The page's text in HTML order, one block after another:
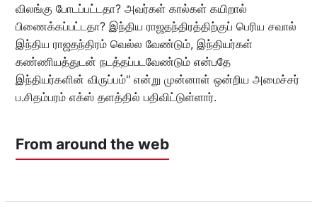
விலங்கு போடப்பட்டதா? அவர்கள் கால்கள் கயிறால்
பிணைக்கப்பட்டதா? இந்திய ராஜதந்திரத்திற்குப் பெரிய சவால்
இந்திய ராஜதந்திரம் வெல்ல வேண்டும், இந்தியர்கள்
கண்ணியத்துடன் நடத்தப்படவேண்டும் என்பதே
இந்தியர்களின் விருப்பம்" என்று முன்னாள் ஒன்றிய அமைச்சர்
ப.சிதம்பரம் எக்ஸ் தளத்தில் பதிவிட்டுள்ளார்.
From around the web